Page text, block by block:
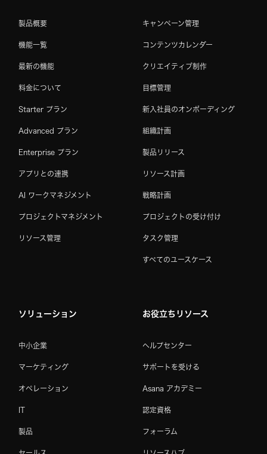
製品概要
機能一覧
最新の機能
料金について
Starter プラン
Advanced プラン
Enterprise プラン
アプリとの連携
AI ワークマネジメント
プロジェクトマネジメント
リソース管理
キャンペーン管理
コンテンツカレンダー
クリエイティブ制作
目標管理
新入社員のオンボーディング
組織計画
製品リリース
リソース計画
戦略計画
プロジェクトの受け付け
タスク管理
すべてのユースケース
ソリューション
中小企業
マーケティング
オペレーション
製品
お役立ちリソース
ヘルプセンター
サポートを受ける
Asana アカデミー
認定資格
フォーラム